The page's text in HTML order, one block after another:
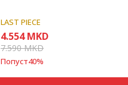
LAST PIECE
4.554 MKD
7.590MKD
Попуст40%